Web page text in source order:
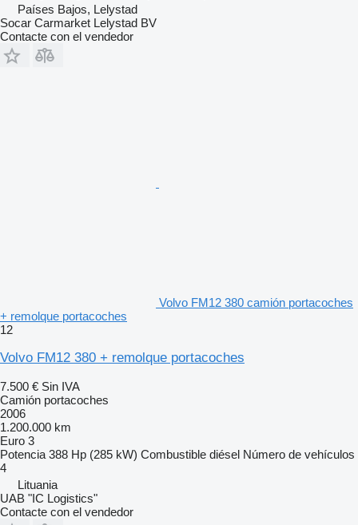
Países Bajos, Lelystad
Socar Carmarket Lelystad BV
Contacte con el vendedor
Volvo FM12 380 camión portacoches
+ remolque portacoches
12
Volvo FM12 380 + remolque portacoches
7.500 € Sin IVA
Camión portacoches
2006
1.200.000 km
Euro 3
Potencia 388 Hp (285 kW) Combustible diésel Número de vehículos
4
Lituania
UAB "IC Logistics"
Contacte con el vendedor